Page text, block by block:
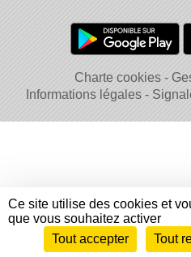
Charte cookies
Informations légales
Envie de participer ?
Ce site utilise des cookies et
que vous souhaitez activer
Tout accepter
Tout